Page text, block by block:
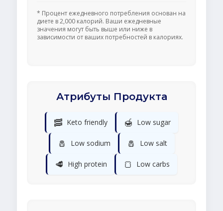
* Процент ежедневного потребления основан на
диете в 2,000 калорий. Ваши ежедневные
значения могут быть выше или ниже в
зависимости от ваших потребностей в калориях.
Атрибуты Продукта
🥓 Keto friendly 🍯 Low sugar
🧂 Low sodium 🧂 Low salt
🥩 High protein 🍞 Low carbs